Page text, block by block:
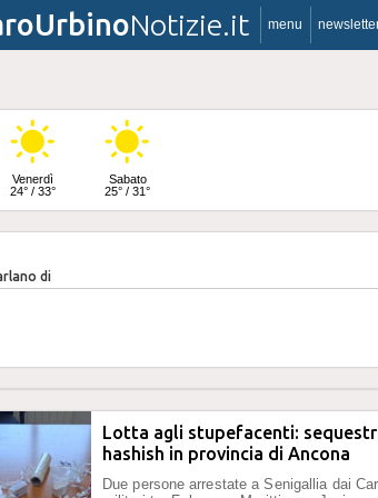
Notizie.it menu
Venerdì
24° / 33°
Sabato
25° / 31°
di
Lotta agli stupefacenti:
hashish in provincia di Ancona
Due persone arrestate a Senigallia dai